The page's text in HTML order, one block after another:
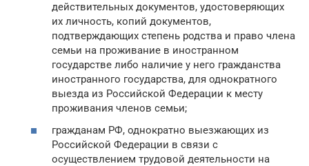
действительных документов, удостоверяющих
их личность, копий документов,
подтверждающих степень родства и право члена
семьи на проживание в иностранном
государстве либо наличие у него гражданства
иностранного государства, для однократного
выезда из Российской Федерации к месту
проживания членов семьи;
гражданам РФ, однократно выезжающих из
Российской Федерации в связи с
осуществлением трудовой деятельности на